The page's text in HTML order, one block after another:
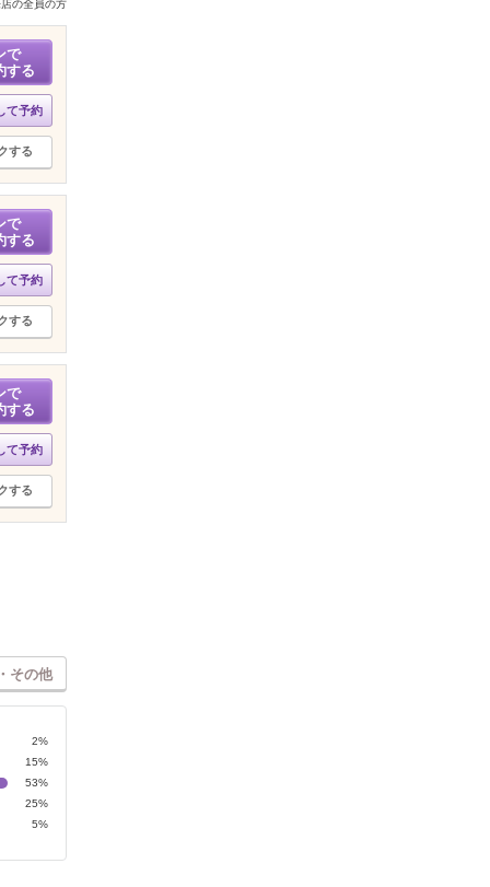
の全員の方
で
する
て予約
する
で
する
て予約
する
で
する
て予約
する
その他
2%
15%
53%
25%
5%